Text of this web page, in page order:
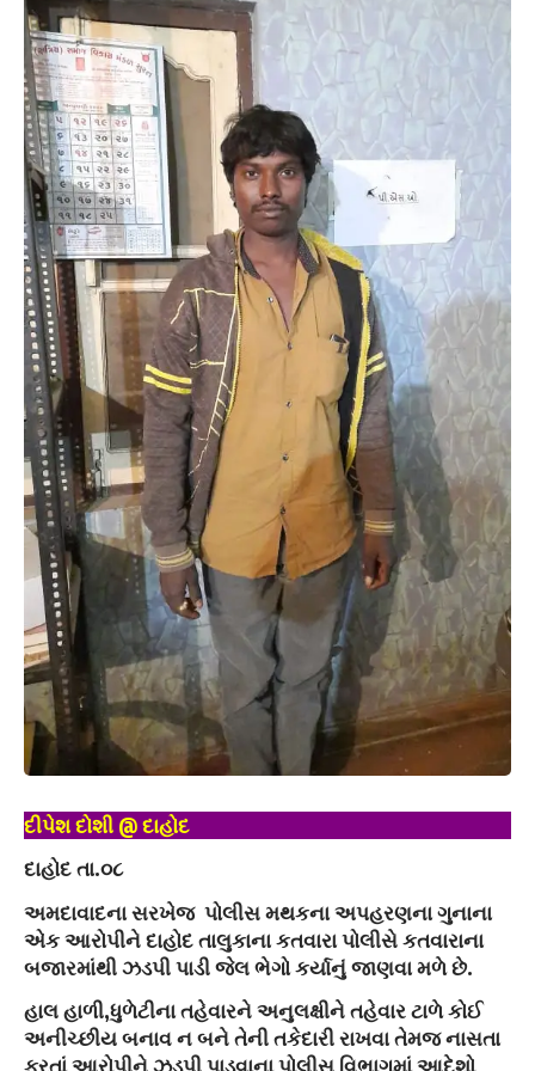
દીપેશ દોશી @ દાહોદ
દાહોદ તા.૦૮
અમદાવાદના સરખેજ પોલીસ મથકના અપહરણના ગુનાના
એક આરોપીને દાહોદ તાલુકાના કતવારા પોલીસે કતવારાના
બજારમાંથી ઝડપી પાડી જેલ ભેગો કર્યાનું જાણવા મળે છે.
હાલ હાળી,ધુળેટીના તહેવારને અનુલક્ષીને તહેવાર ટાળે કોઈ
અનીચ્છીય બનાવ ન બને તેની તકેદારી રાખવા તેમજ નાસતા
ફરતાં આરોપીને ઝડપી પાડવાના પોલીસ વિભાગમાં આદેશો